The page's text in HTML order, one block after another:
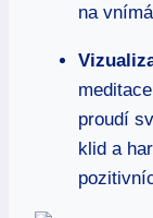
na
proudí
klid a